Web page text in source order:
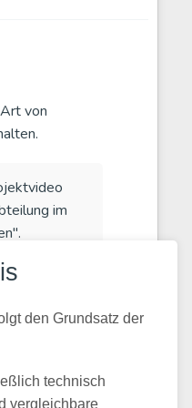
den Grundsatz der
technisch
vergleichbare
von
im